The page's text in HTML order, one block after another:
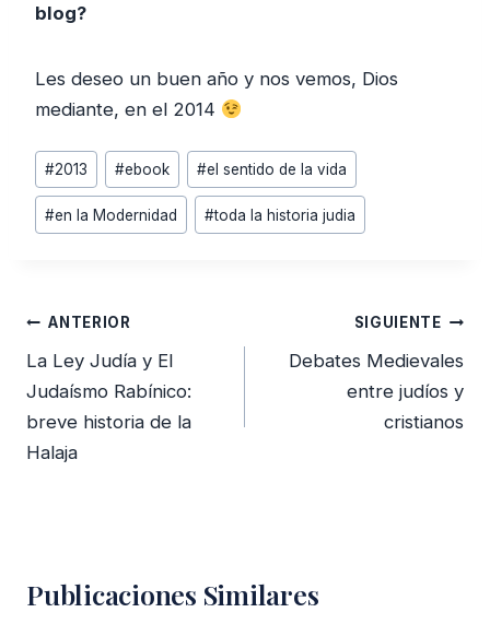
blog?
Les deseo un buen año y nos vemos, Dios
mediante, en el 2014
Etiquetas
de
la
#2013 #ebook #el sentido de la vida
#en la Modernidad #toda la historia judia
Navegación
de
entradas
ANTERIOR
La Ley Judía y El
Judaísmo Rabínico:
breve historia de la
Halaja
SIGUIENTE
Debates Medievales
entre judíos y
cristianos
Publicaciones Similares